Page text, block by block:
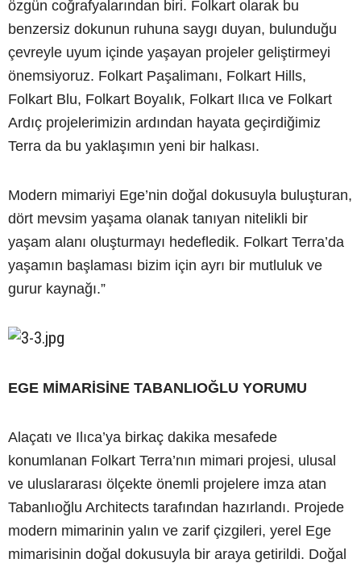
özgün coğrafyalarından biri. Folkart olarak bu
benzersiz dokunun ruhuna saygı duyan, bulunduğu
çevreyle uyum içinde yaşayan projeler geliştirmeyi
önemsiyoruz. Folkart Paşalimanı, Folkart Hills,
Folkart Blu, Folkart Boyalık, Folkart Ilıca ve Folkart
Ardıç projelerimizin ardından hayata geçirdiğimiz
Terra da bu yaklaşımın yeni bir halkası.
Modern mimariyi Ege’nin doğal dokusuyla buluşturan,
dört mevsim yaşama olanak tanıyan nitelikli bir
yaşam alanı oluşturmayı hedefledik. Folkart Terra’da
yaşamın başlaması bizim için ayrı bir mutluluk ve
gurur kaynağı.”
EGE MİMARİSİNE TABANLIOĞLU YORUMU
Alaçatı ve Ilıca’ya birkaç dakika mesafede
konumlanan Folkart Terra’nın mimari projesi, ulusal
ve uluslararası ölçekte önemli projelere imza atan
Tabanlıoğlu Architects tarafından hazırlandı. Projede
modern mimarinin yalın ve zarif çizgileri, yerel Ege
mimarisinin doğal dokusuyla bir araya getirildi. Doğal